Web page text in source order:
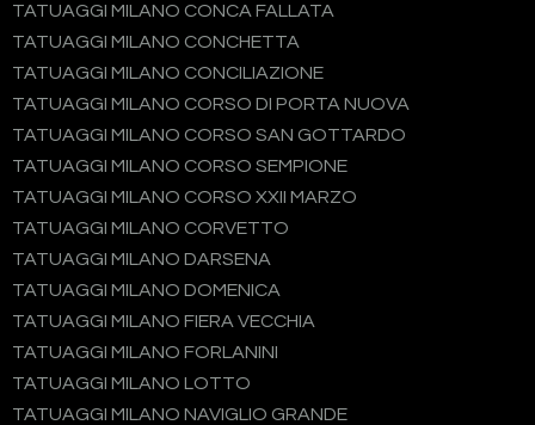
TATUAGGI MILANO CONCA FALLATA
TATUAGGI MILANO CONCHETTA
TATUAGGI MILANO CONCILIAZIONE
TATUAGGI MILANO CORSO DI PORTA NUOVA
TATUAGGI MILANO CORSO SAN GOTTARDO
TATUAGGI MILANO CORSO SEMPIONE
TATUAGGI MILANO CORSO XXII MARZO
TATUAGGI MILANO CORVETTO
TATUAGGI MILANO DARSENA
TATUAGGI MILANO DOMENICA
TATUAGGI MILANO FIERA VECCHIA
TATUAGGI MILANO FORLANINI
TATUAGGI MILANO LOTTO
TATUAGGI MILANO NAVIGLIO GRANDE